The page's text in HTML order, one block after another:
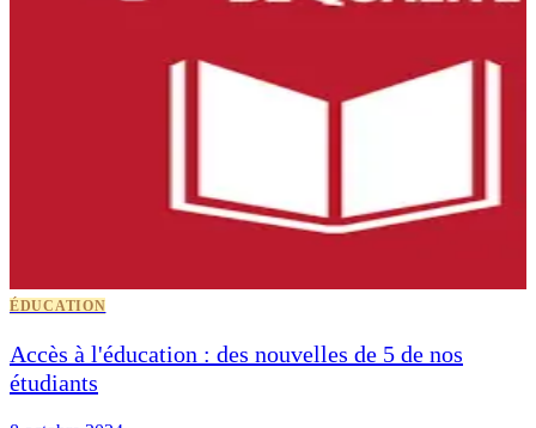
ÉDUCATION
Accès à l'éducation : des nouvelles de 5 de nos
étudiants